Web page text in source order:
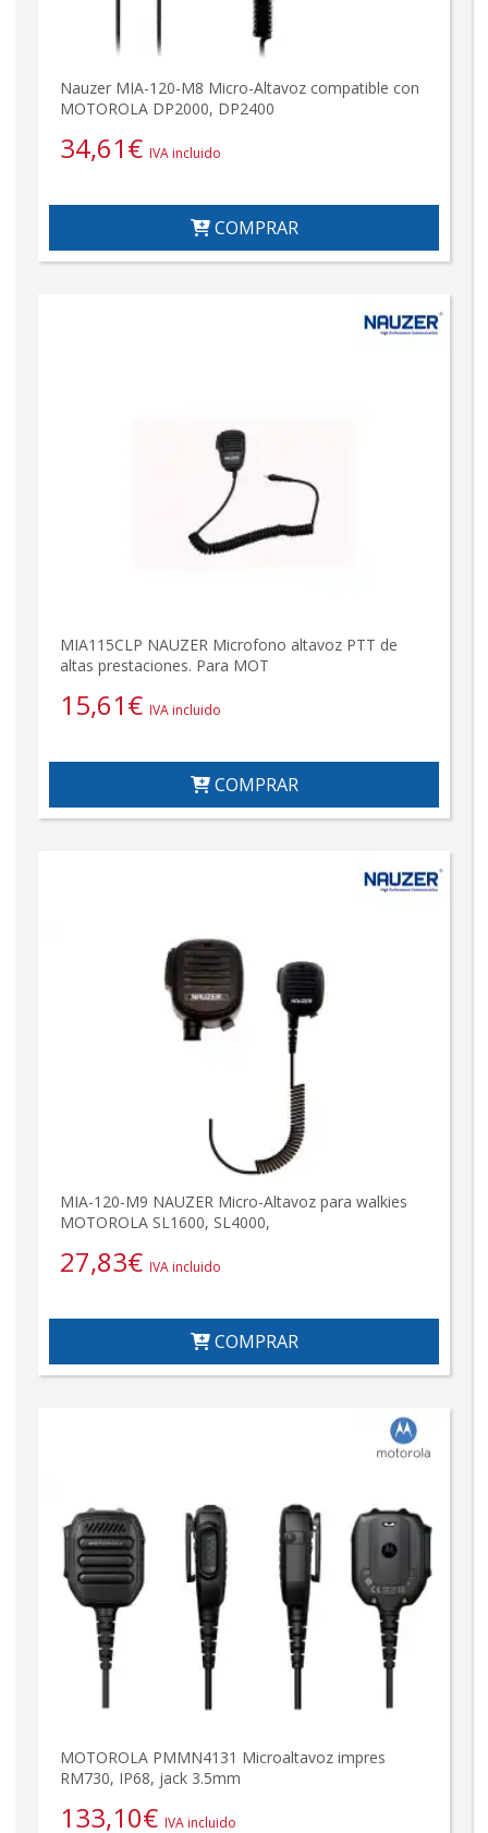
Nauzer MIA-120-M8 Micro-Altavoz compatible con
MOTOROLA DP2000, DP2400
34,61€ IVA incluido
COMPRAR
MIA115CLP NAUZER Microfono altavoz PTT de
altas prestaciones. Para MOT
15,61€ IVA incluido
COMPRAR
MIA-120-M9 NAUZER Micro-Altavoz para walkies
MOTOROLA SL1600, SL4000,
27,83€ IVA incluido
COMPRAR
MOTOROLA PMMN4131 Microaltavoz impres
RM730, IP68, jack 3.5mm
133,10€ IVA incluido